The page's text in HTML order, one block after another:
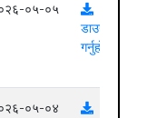
०५-०५
डाउनलोड
गर्नुहोस्
०५-०४